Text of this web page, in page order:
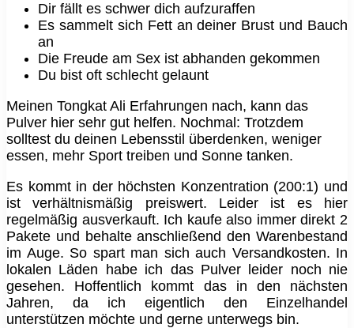
Dir fällt es schwer dich aufzuraffen
Es sammelt sich Fett an deiner Brust und Bauch
an
Die Freude am Sex ist abhanden gekommen
Du bist oft schlecht gelaunt
Meinen Tongkat Ali Erfahrungen nach, kann das
Pulver hier sehr gut helfen. Nochmal: Trotzdem
solltest du deinen Lebensstil überdenken, weniger
essen, mehr Sport treiben und Sonne tanken.
Es kommt in der höchsten Konzentration (200:1) und
ist verhältnismäßig preiswert. Leider ist es hier
regelmäßig ausverkauft. Ich kaufe also immer direkt 2
Pakete und behalte anschließend den Warenbestand
im Auge. So spart man sich auch Versandkosten. In
lokalen Läden habe ich das Pulver leider noch nie
gesehen. Hoffentlich kommt das in den nächsten
Jahren, da ich eigentlich den Einzelhandel
unterstützen möchte und gerne unterwegs bin.